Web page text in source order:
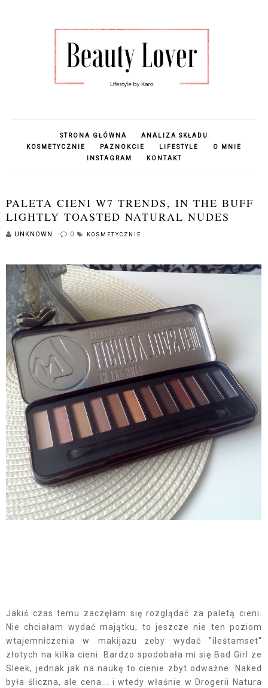
STRONA GŁÓWNA
ANALIZA SKŁADU
KOSMETYCZNIE
PAZNOKCIE LIFESTYLE
O MNIE
INSTAGRAM
KONTAKT
PALETA CIENI W7 TRENDS, IN THE BUFF
LIGHTLY TOASTED NATURAL NUDES
UNKNOWN 0 KOSMETYCZNIE
Jakiś czas temu zaczęłam się rozglądać za paletą cieni.
Nie chciałam wydać majątku, to jeszcze nie ten poziom
wtajemniczenia w makijażu żeby wydać "ileśtamset"
złotych na kilka cieni. Bardzo spodobała mi się Bad Girl ze
Sleek, jednak jak na naukę to cienie zbyt odważne. Naked
była śliczna, ale cena... i wtedy właśnie w Drogerii Natura